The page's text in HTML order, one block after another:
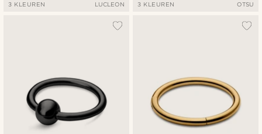
3 KLEUREN LUCLEON 3 KLEUREN OTSU